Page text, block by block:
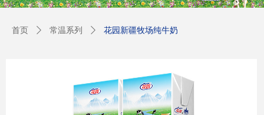
首页 ꄲ 常温系列 ꄲ 花园新疆牧场纯牛奶